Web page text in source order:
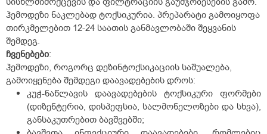
ჰემოდეზი ნაკლებად ტოქსიკურია. პრეპარატი გამოიყოფა
თირკმელებით 12-24 საათის განმავლობაში შეყვანის
შემდეგ.
ჩვენებები:
ჰემოდეზი, როგორც დეზინტოქსიკაციის საშუალება,
გამოიყენება შემდეგი დაავადებების დროს:
კუჭ-ნაწლავის დაავადებების ტოქსიკური ფორმები
(დიზენტერია, დისპეფსია, სალმონელოზები და სხვა),
განსაკუთრებით ბავშვებში;